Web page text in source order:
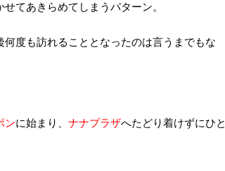
てあきらめてしまうパターン。
度も訪れることとなったのは言うまでもな
ンに始まり、 ナナプラザへたどり着けずにひと